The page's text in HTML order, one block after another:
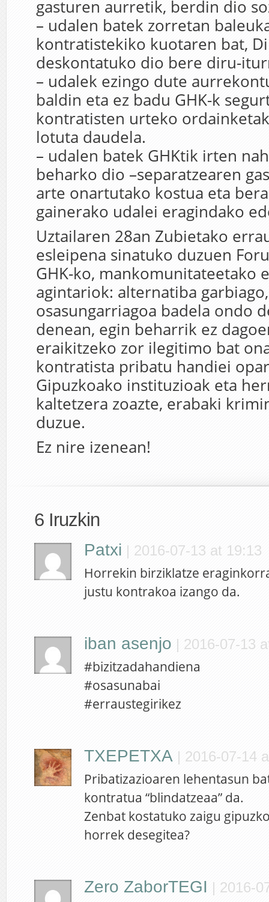
gasturen aurretik, berdin dio
– udalen batek zorretan
kontratistekiko kuotaren bat,
deskontatuko dio bere diru-
– udalek ezingo dute
baldin eta ez badu GHK-k
kontratisten urteko
lotuta daudela.
– udalen batek GHKtik irten
beharko dio –separatzearen
arte onartutako kostua eta
gainerako udalei eragindako
Uztailaren 28an Zubietako
esleipena sinatuko duzuen
GHK-ko, mankomunitateetako
agintariok: alternatiba
osasungarriagoa badela ondo
denean, egin beharrik ez
eraikitzeko zor ilegitimo bat
kontratista pribatu handiei
Gipuzkoako instituzioak eta
kaltetzera zoazte, erabaki
duzue.
Ez nire izenean!
6 Iruzkin
Patxi | 2016-07-13 at 19:13
Horrekin birziklatze
justu kontrakoa izango da.
iban asenjo | 2016-07-13
#bizitzadahandiena
#osasunabai
#erraustegirikez
TXEPETXA | 2016-07-14
Pribatizazioaren lehentasun
kontratua “blindatzeaa” da.
Zenbat kostatuko zaigu
horrek desegitea?
Zero ZaborTEGI | 2016-